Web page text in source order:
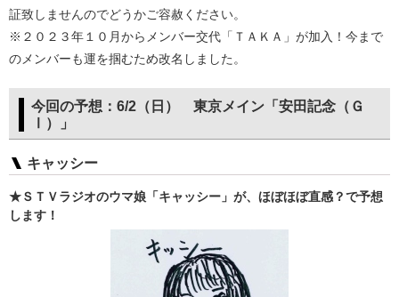
証致しませんのでどうかご容赦ください。
※２０２３年１０月からメンバー交代「ＴＡＫＡ」が加入！今まで
のメンバーも運を掴むため改名しました。​
今回の予想：6/2（日） 東京メイン「安田記念（Ｇ
Ⅰ）」
キャッシー
★ＳＴＶラジオのウマ娘「キャッシー」が、ほぼほぼ直感？で予想
します！